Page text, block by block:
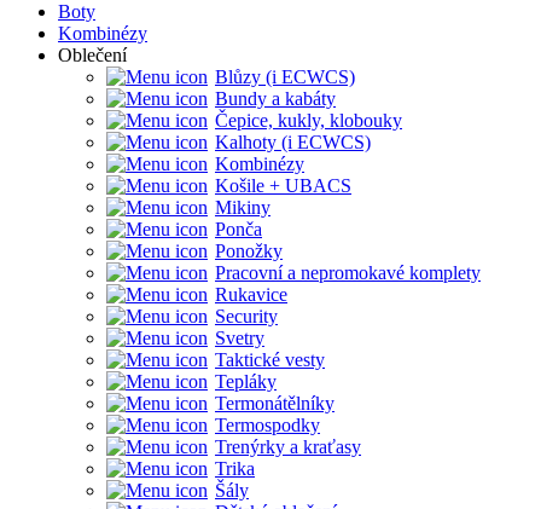
Boty
Kombinézy
Oblečení
Blůzy (i ECWCS)
Bundy a kabáty
Čepice, kukly, klobouky
Kalhoty (i ECWCS)
Kombinézy
Košile + UBACS
Mikiny
Ponča
Ponožky
Pracovní a nepromokavé komplety
Rukavice
Security
Svetry
Taktické vesty
Tepláky
Termonátělníky
Termospodky
Trenýrky a kraťasy
Trika
Šály